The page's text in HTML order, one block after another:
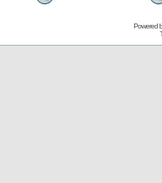
Powered